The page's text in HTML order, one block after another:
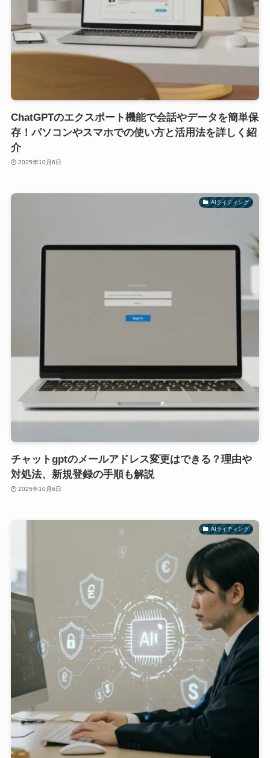
ChatGPTのエクスポート機能で会話やデータを簡単保
存！パソコンやスマホでの使い方と活用法を詳しく紹
介
2025年10月6日
AIライティング
チャットgptのメールアドレス変更はできる？理由や
対処法、新規登録の手順も解説
2025年10月6日
AIライティング